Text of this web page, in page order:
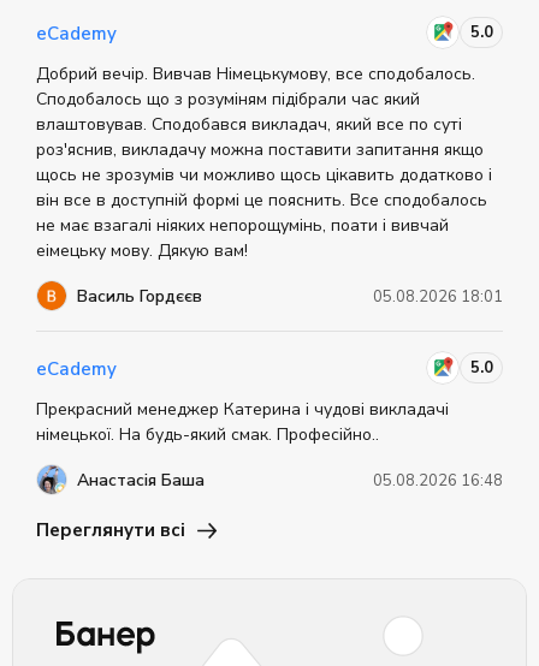
eCademy 5.0
Добрий вечір. Вивчав Німецькумову, все сподобалось.
Сподобалось що з розуміням підібрали час який
влаштовував. Сподобався викладач, який все по суті
роз'яснив, викладачу можна поставити запитання якщо
щось не зрозумів чи можливо щось цікавить додатково і
він все в доступній формі це пояснить. Все сподобалось
не має взагалі ніяких непорощумінь, поати і вивчай
еімецьку мову. Дякую вам!
Василь Гордєєв
05.08.2026 18:01
eCademy 5.0
Прекрасний менеджер Катерина і чудові викладачі
німецької. На будь-який смак. Професійно..
Анастасія Баша
05.08.2026 16:48
Переглянути всі